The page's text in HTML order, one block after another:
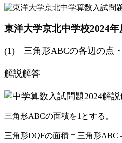
東洋大学京北中学校2024
(1) 三角形ABCの各辺の点
解説解答
三角形ABCの面積を1とする。
三角形DQFの面積 = 三角形ABC